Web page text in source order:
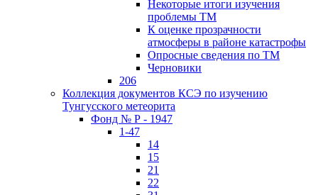
Некоторые итоги изучения
проблемы ТМ
К оценке прозрачности
атмосферы в районе катастрофы
Опросные сведения по ТМ
Черновики
206
Коллекция документов КСЭ по изучению
Тунгусского метеорита
Фонд № Р - 1947
1-47
14
15
21
22